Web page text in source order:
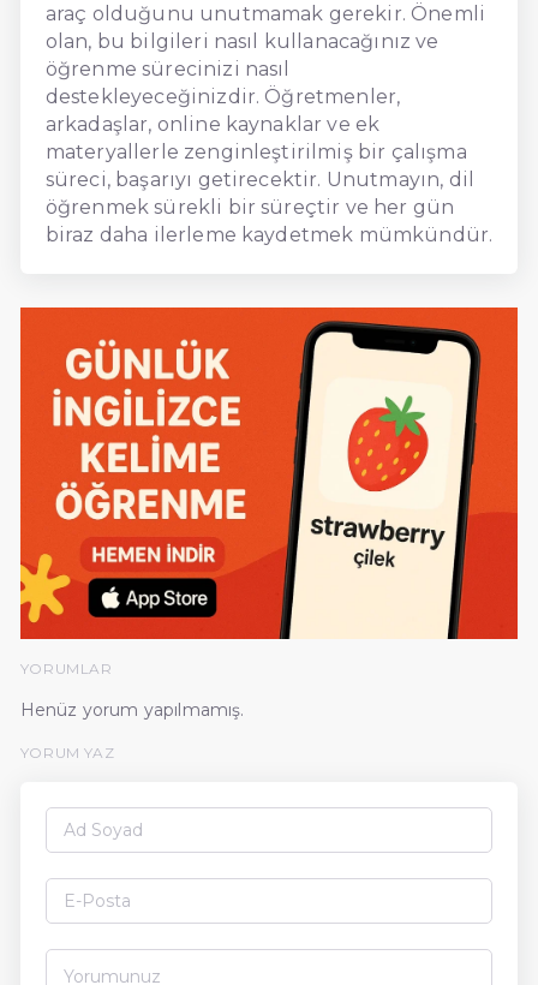
araç olduğunu unutmamak gerekir. Önemli
olan, bu bilgileri nasıl kullanacağınız ve
öğrenme sürecinizi nasıl
destekleyeceğinizdir. Öğretmenler,
arkadaşlar, online kaynaklar ve ek
materyallerle zenginleştirilmiş bir çalışma
süreci, başarıyı getirecektir. Unutmayın, dil
öğrenmek sürekli bir süreçtir ve her gün
biraz daha ilerleme kaydetmek mümkündür.
YORUMLAR
Henüz yorum yapılmamış.
YORUM YAZ